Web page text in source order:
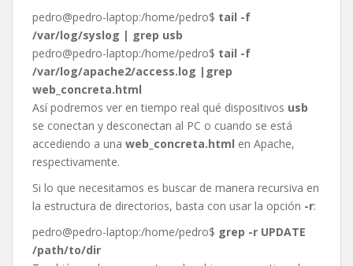
pedro@pedro-laptop:/home/pedro$ tail -f
/var/log/syslog | grep usb
pedro@pedro-laptop:/home/pedro$ tail -f
/var/log/apache2/access.log |grep
web_concreta.html
Así podremos ver en tiempo real qué dispositivos usb
se conectan y desconectan al PC o cuando se está
accediendo a una web_concreta.html en Apache,
respectivamente.
Si lo que necesitamos es buscar de manera recursiva en
la estructura de directorios, basta con usar la opción -r:
pedro@pedro-laptop:/home/pedro$ grep -r UPDATE
/path/to/dir